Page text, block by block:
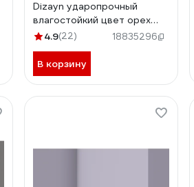
Dizayn ударопрочный
влагостойкий цвет орех
100Х16Х2400 мм 701-90SH
4.9(22) 18835296
В корзину